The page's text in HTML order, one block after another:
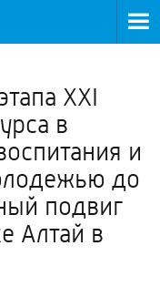
XXI
в
и
до
подвиг
Алтай в